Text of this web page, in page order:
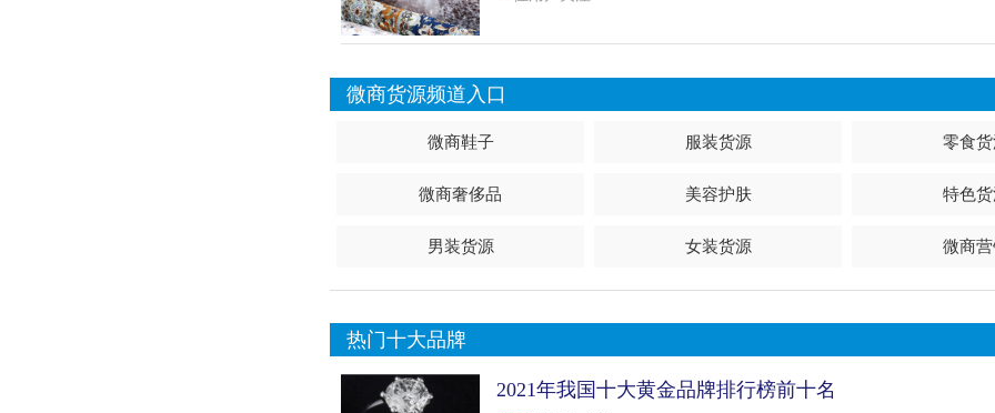
微商货源频道入口
微商鞋子 服装货源 零食货
微商奢侈品 美容护肤 特色货
男装货源 女装货源 微商营
热门十大品牌
2021年我国十大黄金品牌排行榜前十名